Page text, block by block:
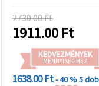
2730.00 Ft
1911.00 Ft
KEDVEZMÉNYEK
MENNYISÉGHEZ
1638.00 Ft- 40 %5